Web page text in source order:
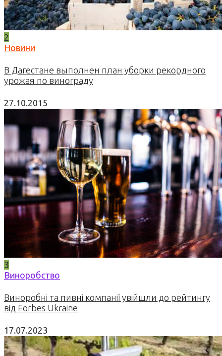
2
Новини
В Дагестане выполнен план уборки рекордного
урожая по винограду
27.10.2015
3
Виноробство
Виноробні та пивні компанії увійшли до рейтингу
від Forbes Ukraine
17.07.2023